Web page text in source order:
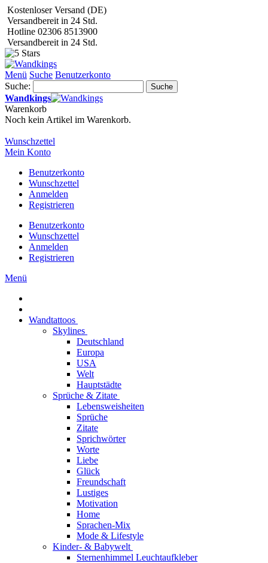
Kostenloser Versand (DE)
Versandbereit in 24 Std.
Hotline 02306 8513900
Versandbereit in 24 Std.
Menü Suche Benutzerkonto
Suche:
Suche
Wandkings
Warenkorb
Noch kein Artikel im Warenkorb.
Wunschzettel
Mein Konto
Benutzerkonto
Wunschzettel
Anmelden
Registrieren
Benutzerkonto
Wunschzettel
Anmelden
Registrieren
Menü
Wandtattoos
Skylines
Deutschland
Europa
USA
Welt
Hauptstädte
Sprüche & Zitate
Lebensweisheiten
Sprüche
Zitate
Sprichwörter
Worte
Liebe
Glück
Freundschaft
Lustiges
Motivation
Home
Sprachen-Mix
Mode & Lifestyle
Kinder- & Babywelt
Sternenhimmel Leuchtaufkleber